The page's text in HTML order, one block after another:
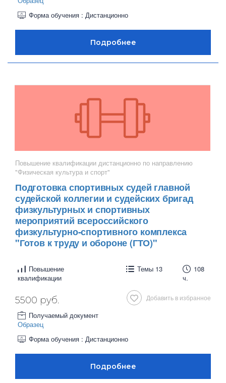
Форма обучения : Дистанционно
Повышение квалификации дистанционно по направлению
"Физическая культура и спорт"
Подготовка спортивных судей главной
судейской коллегии и судейских бригад
физкультурных и спортивных
мероприятий всероссийского
физкультурно-спортивного комплекса
"Готов к труду и обороне (ГТО)"
Повышение
квалификации
Темы 13
108
ч.
Добавить в избранное
5500 руб.
Получаемый документ
Образец
Форма обучения : Дистанционно